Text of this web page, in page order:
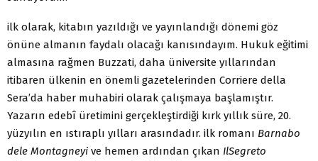
ilk olarak, kitabın yazıldığı ve yayınlandığı dönemi göz
önüne almanın faydalı olacağı kanısındayım. Hukuk eğitimi
almasına rağmen Buzzati, daha üniversite yıllarından
itibaren ülkenin en önemli gazetelerinden Corriere della
Sera’da haber muhabiri olarak çalışmaya başlamıştır.
Yazarın edebî üretimini gerçekleştirdiği kırk yıllık süre, 20.
yüzyılın en ıstıraplı yılları arasındadır. ilk romanı Barnabo
dele Montagneyi ve hemen ardından çıkan IlSegreto